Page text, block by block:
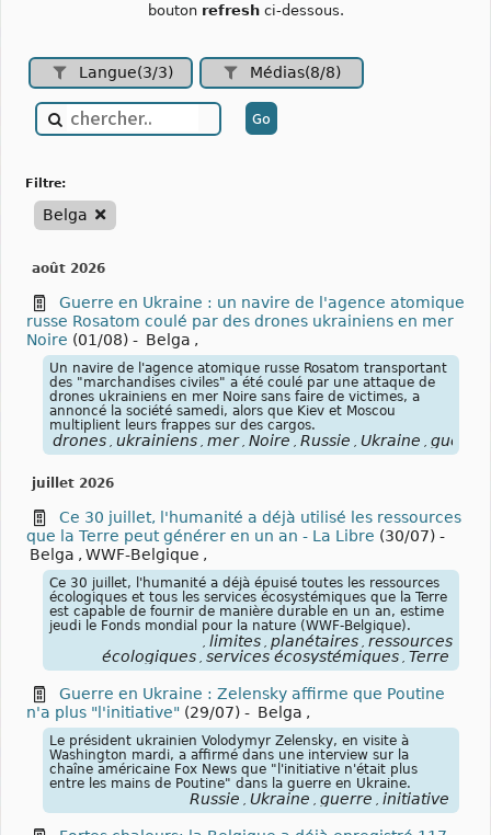
bouton refreshci-dessous.
Langue(3/3) Médias(8/8)
filtre:
Belga
août 2026
Guerre en Ukraine : un navire de l'agence atomique
russe Rosatom coulé par des drones ukrainiens en mer
Noire (01/08) - Belga ,
Un navire de l'agence atomique russe Rosatom transportant
des "marchandises civiles" a été coulé par une attaque de
drones ukrainiens en mer Noire sans faire de victimes, a
annoncé la société samedi, alors que Kiev et Moscou
multiplient leurs frappes sur des cargos.
drones ukrainiens mer Noire Russie Ukraine guerre
juillet 2026
Ce 30 juillet, l'humanité a déjà utilisé les ressources
que la Terre peut générer en un an - La Libre (30/07) -
Belga , WWF-Belgique ,
Ce 30 juillet, l'humanité a déjà épuisé toutes les ressources
écologiques et tous les services écosystémiques que la Terre
est capable de fournir de manière durable en un an, estime
jeudi le Fonds mondial pour la nature (WWF-Belgique).
limites planétaires ressources
écologiques services écosystémiques Terre
Guerre en Ukraine : Zelensky affirme que Poutine
n'a plus "l'initiative" (29/07) - Belga ,
Le président ukrainien Volodymyr Zelensky, en visite à
Washington mardi, a affirmé dans une interview sur la
chaîne américaine Fox News que "l'initiative n'était plus
entre les mains de Poutine" dans la guerre en Ukraine.
Russie Ukraine guerre initiative